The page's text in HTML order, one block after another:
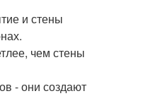
и стены
чем стены
- они создают